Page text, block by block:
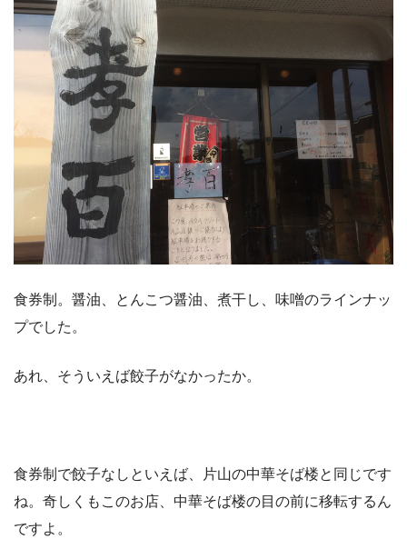
食券制。醤油、とんこつ醤油、煮干し、味噌のラインナッ
プでした。
あれ、そういえば餃子がなかったか。
食券制で餃子なしといえば、片山の中華そば楼と同じです
ね。奇しくもこのお店、中華そば楼の目の前に移転するん
ですよ。